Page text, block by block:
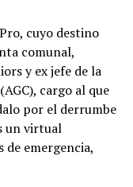
cuyo destino
comunal,
y ex jefe de la
cargo al que
por el derrumbe
un virtual
de emergencia,